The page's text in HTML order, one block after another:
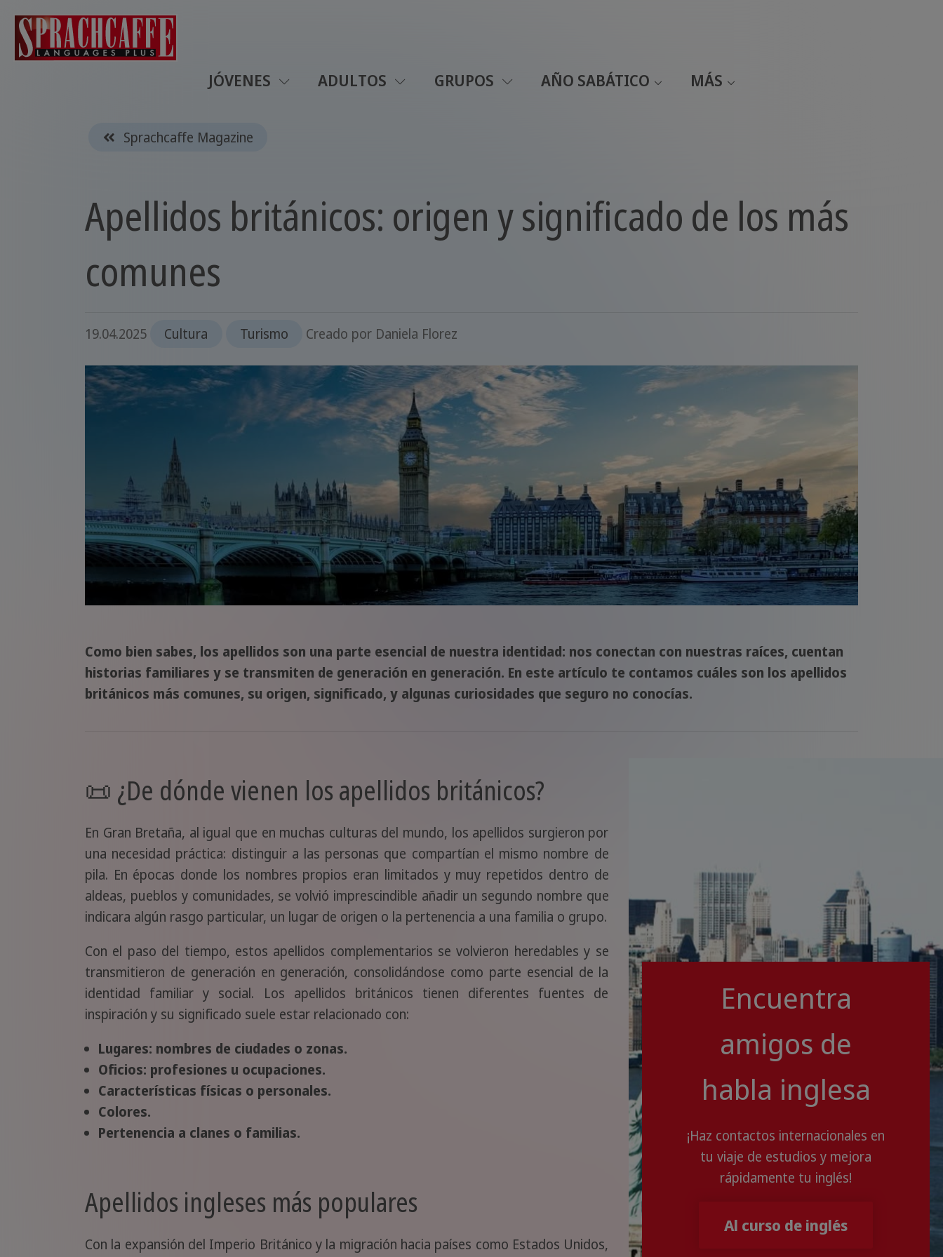
JÓVENES ADULTOS GRUPOS AÑO SABÁTICO MÁS
Sprachcaffe Magazine
Apellidos británicos: origen y significado de los más
comunes
19.04.2025 Cultura Turismo Creado por Daniela Florez
Como bien sabes, los apellidos son una parte esencial de nuestra identidad: nos conectan con nuestras raíces, cuentan
historias familiares y se transmiten de generación en generación. En este artículo te contamos cuáles son los apellidos
británicos más comunes, su origen, significado, y algunas curiosidades que seguro no conocías.
Encuentra
amigos de
habla inglesa
¡Haz contactos internacionales en
tu viaje de estudios y mejora
rápidamente tu inglés!
Al curso de inglés
📜 ¿De dónde vienen los apellidos británicos?
En Gran Bretaña, al igual que en muchas culturas del mundo, los apellidos surgieron por
una necesidad práctica: distinguir a las personas que compartían el mismo nombre de
pila. En épocas donde los nombres propios eran limitados y muy repetidos dentro de
aldeas, pueblos y comunidades, se volvió imprescindible añadir un segundo nombre que
indicara algún rasgo particular, un lugar de origen o la pertenencia a una familia o grupo.
Con el paso del tiempo, estos apellidos complementarios se volvieron heredables y se
transmitieron de generación en generación, consolidándose como parte esencial de la
identidad familiar y social. Los apellidos británicos tienen diferentes fuentes de
inspiración y su significado suele estar relacionado con:
Lugares: nombres de ciudades o zonas.
Oficios: profesiones u ocupaciones.
Características físicas o personales.
Colores.
Pertenencia a clanes o familias.
Apellidos ingleses más populares
Con la expansión del Imperio Británico y la migración hacia países como Estados Unidos,